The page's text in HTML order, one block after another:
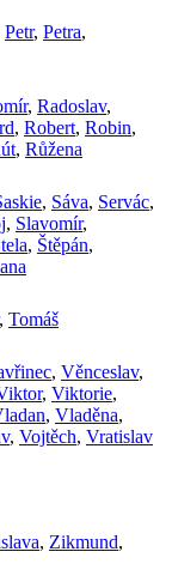
Petr, Petra,
, Radoslav,
, Robert, Robin,
, Růžena
, Sáva, Servác,
, Slavomír,
, Štěpán,
, Tomáš
, Věnceslav,
, Viktorie,
, Vladěna,
, Vojtěch, Vratislav
, Zikmund,